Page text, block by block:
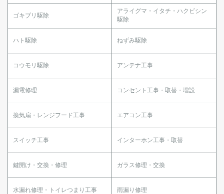
ゴキブリ駆除
アライグマ・イタチ・ハクビシン
駆除
ハト駆除 ねずみ駆除
コウモリ駆除 アンテナ工事
漏電修理 コンセント工事・取替・増設
換気扇・レンジフード工事 エアコン工事
スイッチ工事 インターホン工事・取替
鍵開け・交換・修理 ガラス修理・交換
水漏れ修理・トイレつまり工事 雨漏り修理